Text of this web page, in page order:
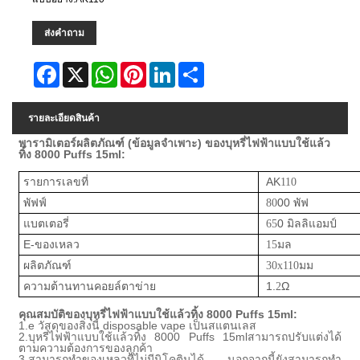
ส่งคำถาม
Facebook
X WhatsAppPinterestLinkedIn
รายละเอียดสินค้า
พารามิเตอร์ผลิตภัณฑ์ (ข้อมูลจำเพาะ) ของบุหรี่ไฟฟ้าแบบใช้แล้ว
ทิ้ง 8000 Puffs 15ml:
รายการเลขที่ AK110
พัฟฟ์ 8000 พัฟ
แบตเตอรี่
650 มิลลิแอมป์
E-ของเหลว
15มล
ผลิตภัณฑ์
30x110มม
ความต้านทานคอยล์ตาข่าย
1.2Ω
คุณสมบัติของบุหรี่ไฟฟ้าแบบใช้แล้วทิ้ง 8000 Puffs 15ml:
1.e วัสดุของสิ่งนี้ disposable vape เป็นสแตนเลส
2.บุหรี่ไฟฟ้าแบบใช้แล้วทิ้ง 8000 Puffs 15mlสามารถปรับแต่งได้
ตามความต้องการของลูกค้า